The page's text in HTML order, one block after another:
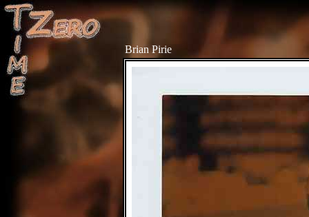
Brian Pirie